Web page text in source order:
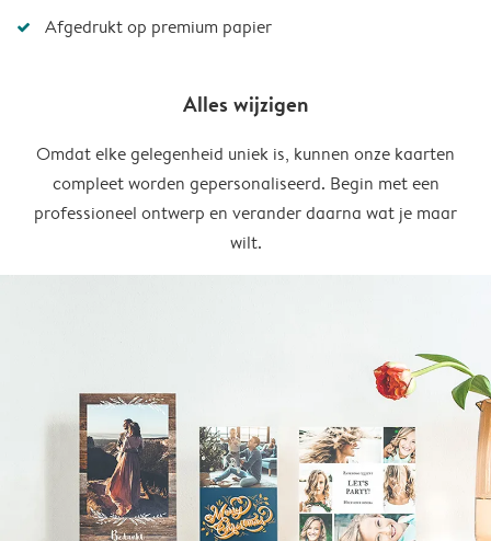
Afgedrukt op premium papier
Alles wijzigen
Omdat elke gelegenheid uniek is, kunnen onze kaarten
compleet worden gepersonaliseerd. Begin met een
professioneel ontwerp en verander daarna wat je maar
wilt.